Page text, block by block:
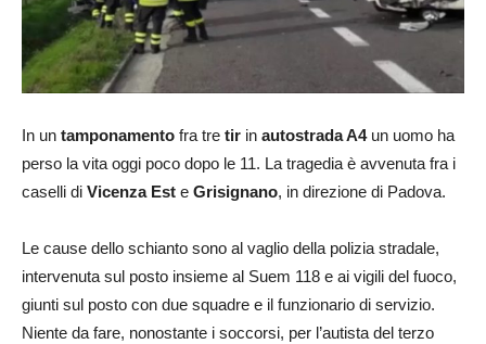
In un tamponamento fra tre tir in autostrada A4 un uomo ha
perso la vita oggi poco dopo le 11. La tragedia è avvenuta fra i
caselli di Vicenza Est e Grisignano, in direzione di Padova.
Le cause dello schianto sono al vaglio della polizia stradale,
intervenuta sul posto insieme al Suem 118 e ai vigili del fuoco,
giunti sul posto con due squadre e il funzionario di servizio.
Niente da fare, nonostante i soccorsi, per l’autista del terzo